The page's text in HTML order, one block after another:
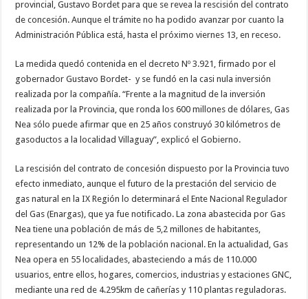
provincial, Gustavo Bordet para que se revea la rescisión del contrato
de concesión. Aunque el trámite no ha podido avanzar por cuanto la
Administración Pública está, hasta el próximo viernes 13, en receso.
La medida quedó contenida en el decreto Nº 3.921, firmado por el
gobernador Gustavo Bordet- y se fundó en la casi nula inversión
realizada por la compañía. “Frente a la magnitud de la inversión
realizada por la Provincia, que ronda los 600 millones de dólares, Gas
Nea sólo puede afirmar que en 25 años construyó 30 kilómetros de
gasoductos a la localidad Villaguay”, explicó el Gobierno.
La rescisión del contrato de concesión dispuesto por la Provincia tuvo
efecto inmediato, aunque el futuro de la prestación del servicio de
gas natural en la IX Región lo determinará el Ente Nacional Regulador
del Gas (Enargas), que ya fue notificado. La zona abastecida por Gas
Nea tiene una población de más de 5,2 millones de habitantes,
representando un 12% de la población nacional. En la actualidad, Gas
Nea opera en 55 localidades, abasteciendo a más de 110.000
usuarios, entre ellos, hogares, comercios, industrias y estaciones GNC,
mediante una red de 4.295km de cañerías y 110 plantas reguladoras.